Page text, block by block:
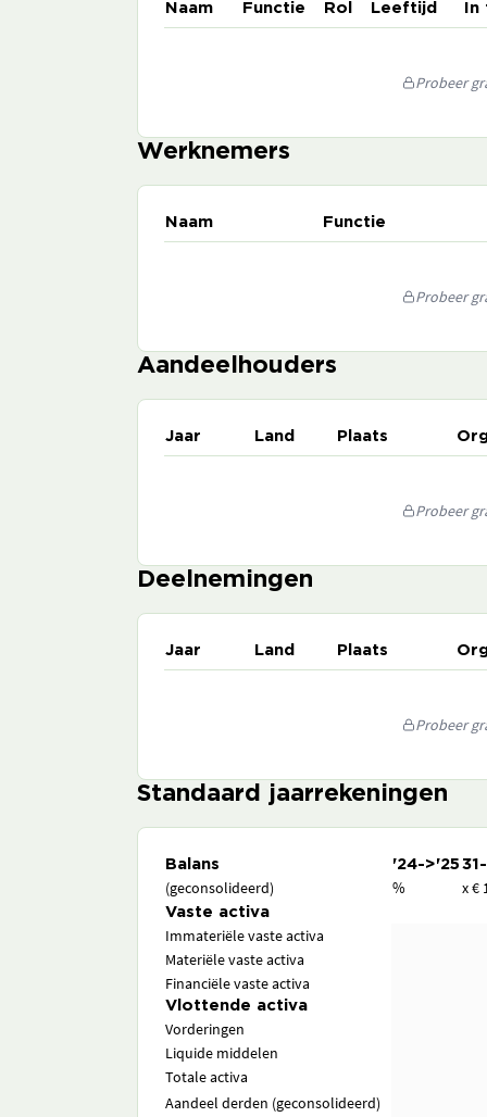
Naam Functie Rol Leeftijd
Probeer
Werknemers
Naam Functie
Probeer
Aandeelhouders
Jaar Land Plaats
Probeer
Deelnemingen
Jaar Land Plaats
Probeer
Standaard jaarrekeningen
Balans '24->'25
(geconsolideerd) % x €
Vaste activa
Immateriële vaste activa
Materiële vaste activa
Financiële vaste activa
Vlottende activa
Vorderingen
Liquide middelen
Totale activa
Aandeel derden (geconsolideerd)